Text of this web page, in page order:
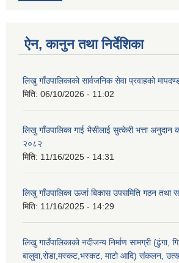
ऐन, कानुन तथा निर्देशिका
लिखु गाँउपालिकाको सार्वजनिक सेवा प्रवाहको
मिति: 06/10/2026 - 11:02
लिखु गाँउपालिका गाई भैसीलाई सुत्केरी भत्ता अनुदान
२०८२
मिति: 11/16/2025 - 14:31
लिखु गाँउपालिका ऊर्जा बिकास उपसमिति गठन तथा
मिति: 11/16/2025 - 14:29
लिखु गाउँपालिकाको नदीजन्य निर्माण सामग्री (ढुंगा,
बालुवा,रोडा,मस्कट,भस्कट, माटो आदि) संकलन,